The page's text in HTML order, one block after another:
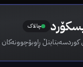
چالاک
کوردسەبتایتڵ